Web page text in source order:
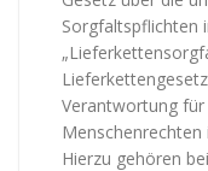
Sorgfaltspflichten
Verantwortung
Hierzu gehören